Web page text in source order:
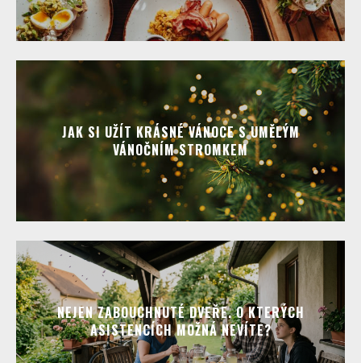
JAK SI UŽÍT KRÁSNÉ VÁNOCE S UMĚLÝM
VÁNOČNÍM STROMKEM
NEJEN ZABOUCHNUTÉ DVEŘE. O KTERÝCH
ASISTENCÍCH MOŽNÁ NEVÍTE?